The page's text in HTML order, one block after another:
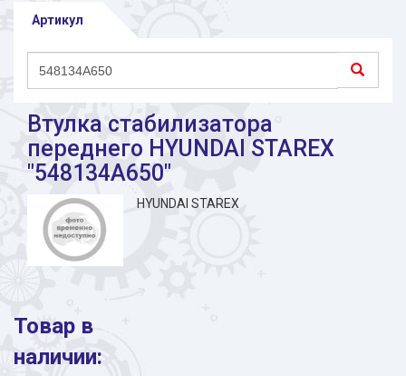
Артикул
Втулка стабилизатора
переднего HYUNDAI STAREX
"548134A650"
HYUNDAI STAREX
Товар в
наличии: